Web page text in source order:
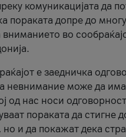
комуникацијата да
пораката допре до
во
е заедничка
невнимание може да
од нас носи
пораката да стигне
и да покажат дека